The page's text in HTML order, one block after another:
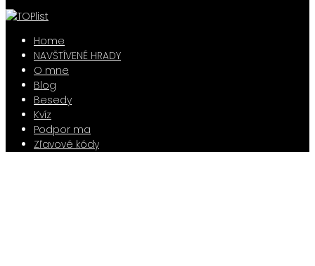
Home
NAVŠTÍVENÉ HRADY
O mne
Blog
Besedy
Kvíz
Podpor ma
Zľavové kódy